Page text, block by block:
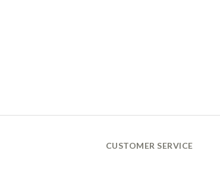
CUSTOMER SERVICE